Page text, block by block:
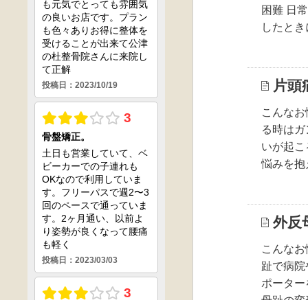
困難 日
したと
片頭
こんな
る時は
いが起
悩みを
外反
こんな
趾で病
ポータ